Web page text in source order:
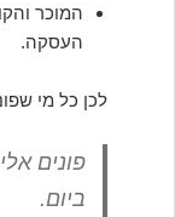
המוכר
העסקה.
לכן כל מי
ביום.